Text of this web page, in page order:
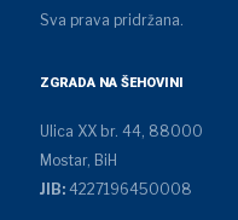
Sva prava pridržana.
ZGRADA NA ŠEHOVINI
Ulica XX br. 44, 88000
Mostar, BiH
JIB:4227196450008